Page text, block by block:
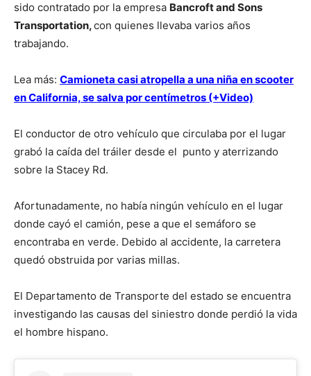
sido contratado por la empresa Bancroft and Sons
Transportation,con quienes llevaba varios años
trabajando.
Lea más: Camioneta casi atropella a una niña en scooter
en California, se salva por centímetros (+Video)
El conductor de otro vehículo que circulaba por el lugar
grabó la caída del tráiler desde el punto y aterrizando
sobre la Stacey Rd.
Afortunadamente, no había ningún vehículo en el lugar
donde cayó el camión, pese a que el semáforo se
encontraba en verde. Debido al accidente, la carretera
quedó obstruida por varias millas.
El Departamento de Transporte del estado se encuentra
investigando las causas del siniestro donde perdió la vida
el hombre hispano.